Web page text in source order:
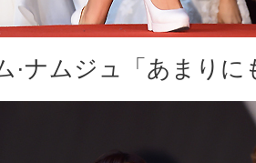
·ナムジュ「あまり